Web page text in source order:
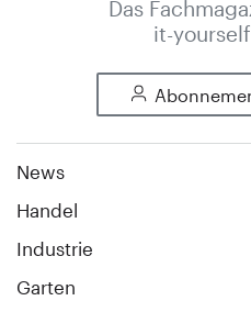
Das
it-
News
Handel
Industrie
Garten